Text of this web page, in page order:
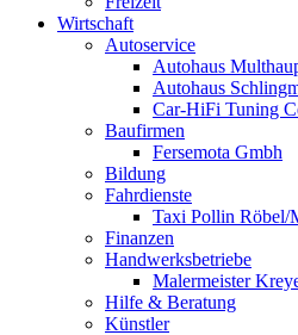
Wirtschaft
Autoservice
Autohaus
Autohaus
Car-HiFi Tuning
Baufirmen
Fersemota Gmbh
Bildung
Fahrdienste
Taxi Pollin Röbel/
Finanzen
Handwerksbetriebe
Malermeister
Hilfe & Beratung
Künstler